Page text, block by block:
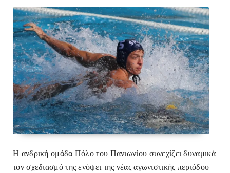
Η ανδρική ομάδα Πόλο του Πανιωνίου συνεχίζει δυναμικά
τον σχεδιασμό της ενόψει της νέας αγωνιστικής περιόδου